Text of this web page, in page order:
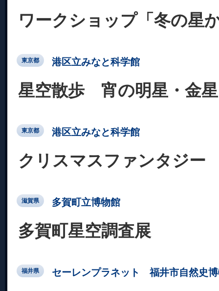
ワークショップ「冬の星
東京都 港区立みなと科学館
星空散歩 宵の明星・金星
東京都 港区立みなと科学館
クリスマスファンタジー
滋賀県 多賀町立博物館
多賀町星空調査展
福井県 セーレンプラネット 福井市自然史